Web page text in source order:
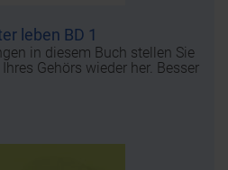
leben BD 1
in diesem Buch stellen Sie
Gehörs wieder her. Besser